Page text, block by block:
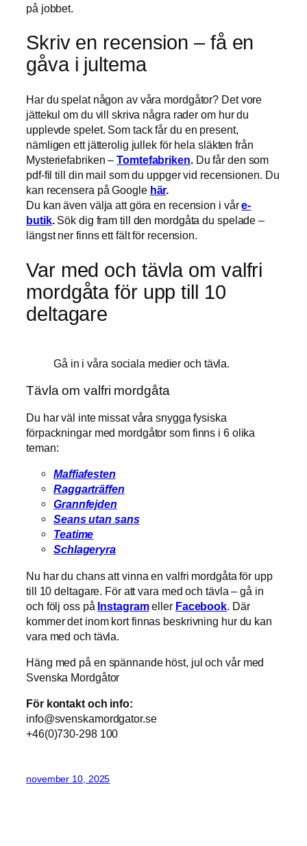
på jobbet.
Skriv en recension – få en
gåva i jultema
Har du spelat någon av våra mordgåtor? Det vore
jättekul om du vill skriva några rader om hur du
upplevde spelet. Som tack får du en present,
nämligen ett jätterolig jullek för hela släkten från
Mysteriefabriken –Tomtefabriken. Du får den som
pdf-fil till din mail som du uppger vid recensionen. Du
kan recensera på Google här.
Du kan även välja att göra en recension i vår e-
butik. Sök dig fram till den mordgåta du spelade –
längst ner finns ett fält för recension.
Var med och tävla om valfri
mordgåta för upp till 10
deltagare
Gå in i våra sociala medier och tävla.
Tävla om valfri mordgåta
Du har väl inte missat våra snygga fysiska
förpackningar med mordgåtor som finns i 6 olika
teman:
Maffiafesten
Raggarträffen
Grannfejden
Seans utan sans
Teatime
Schlageryra
Nu har du chans att vinna en valfri mordgåta för upp
till 10 deltagare. För att vara med och tävla – gå in
och följ oss på Instagrameller Facebook. Där
kommer det inom kort finnas beskrivning hur du kan
vara med och tävla.
Häng med på en spännande höst, jul och vår med
Svenska Mordgåtor
För kontakt och info:
info@svenskamordgator.se
+46(0)730-298 100
november 10, 2025